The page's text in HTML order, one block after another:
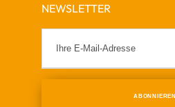
NEWSLETTER